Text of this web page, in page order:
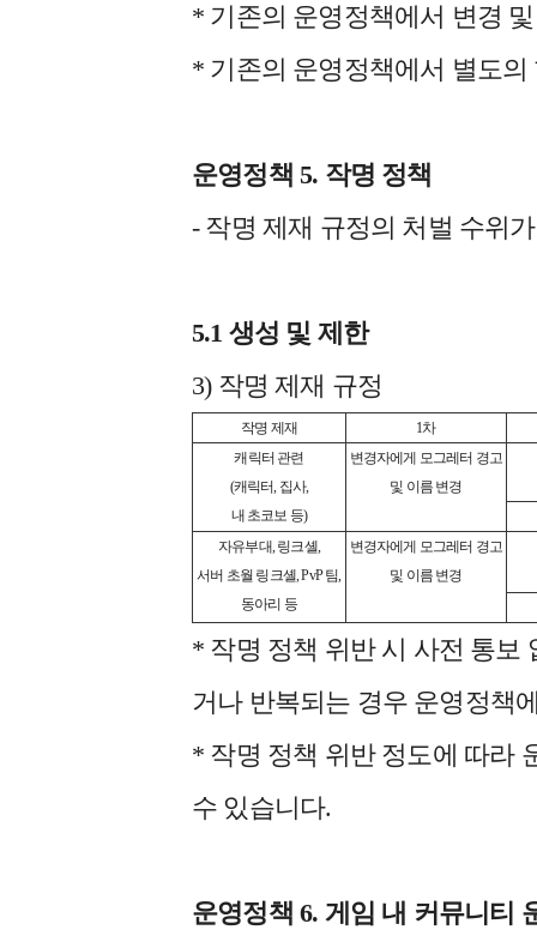
* 기존의 운영정책에서 변경
* 기존의 운영정책에서 별도
운영정책 5. 작명 정책
- 작명 제재 규정의 처벌 수위
5.1 생성 및 제한
3) 작명 제재 규정
작명 제재
1차
캐릭터 관련
(캐릭터, 집사,
내 초코보 등)
변경자에게 모그레터 경고
및 이름 변경
자유부대, 링크셸,
서버 초월 링크셸, PvP 팀,
동아리 등
변경자에게 모그레터 경고
및 이름 변경
* 작명 정책 위반 시 사전 통보
거나 반복되는 경우 운영정책
* 작명 정책 위반 정도에 따라
수 있습니다.
운영정책 6. 게임 내 커뮤니티